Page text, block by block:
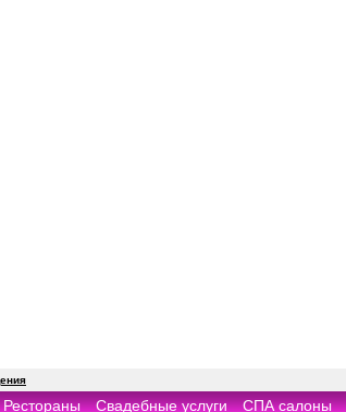
Рестораны Свадебные услуги СПА салоны